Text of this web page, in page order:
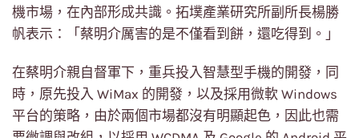
機市場，在內部形成共識。拓墣產業研究所副所長楊勝
帆表示：「蔡明介厲害的是不僅看到餅，還吃得到。」
在蔡明介親自督軍下，重兵投入智慧型手機的開發，同
時，原先投入 WiMax 的開發，以及採用微軟 Windows
平台的策略，由於兩個市場都沒有明顯起色，因此也需